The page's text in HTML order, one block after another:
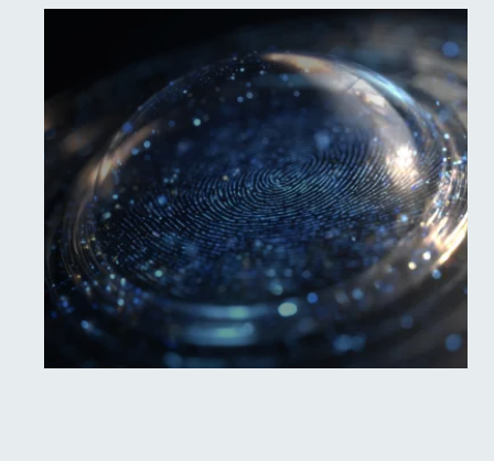
SecNumCloud
Bénéficiez du niveau de sécurité le plus
élevé certifié par l'ANSSI dans un
cadre souverain et règlementaire strict.